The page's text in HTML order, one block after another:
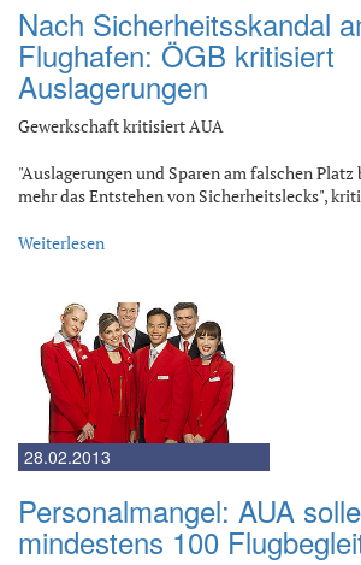
Nach Sicherheitsskandal
Flughafen: ÖGB kritisiert
Auslagerungen
Gewerkschaft kritisiert AUA
"Auslagerungen und Sparen am falschen
mehr das Entstehen von Sicherheitslecks",
Weiterlesen
28.02.2013
Personalmangel: AUA
mindestens 100